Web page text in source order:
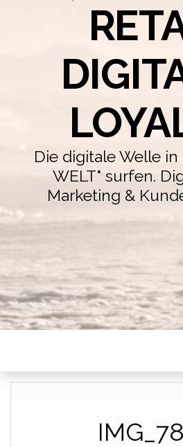
Die digitale Welle in
WELT" surfen.
Marketing &